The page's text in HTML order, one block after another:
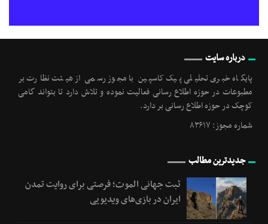
درباره سایت
پایگاه خبری تحلیلی پیک کاسپین با مجوز رسمی از هیئت نظارت بر
مطبوعات در حوزه اطلاع رسانی فعالیت نموده و تلاش دارد تا بتواند گامی
کوچک در حوزه اطلاع رسانی بر دارد.
شماره مجوز: ۸۳۶۱۷
جدیدترین مطالب
ثبت جهانی الموت؛ فرصتی برای روایت تمدن
ایران در بازی‌های ویدیویی